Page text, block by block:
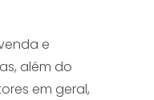
e
além do
em geral,